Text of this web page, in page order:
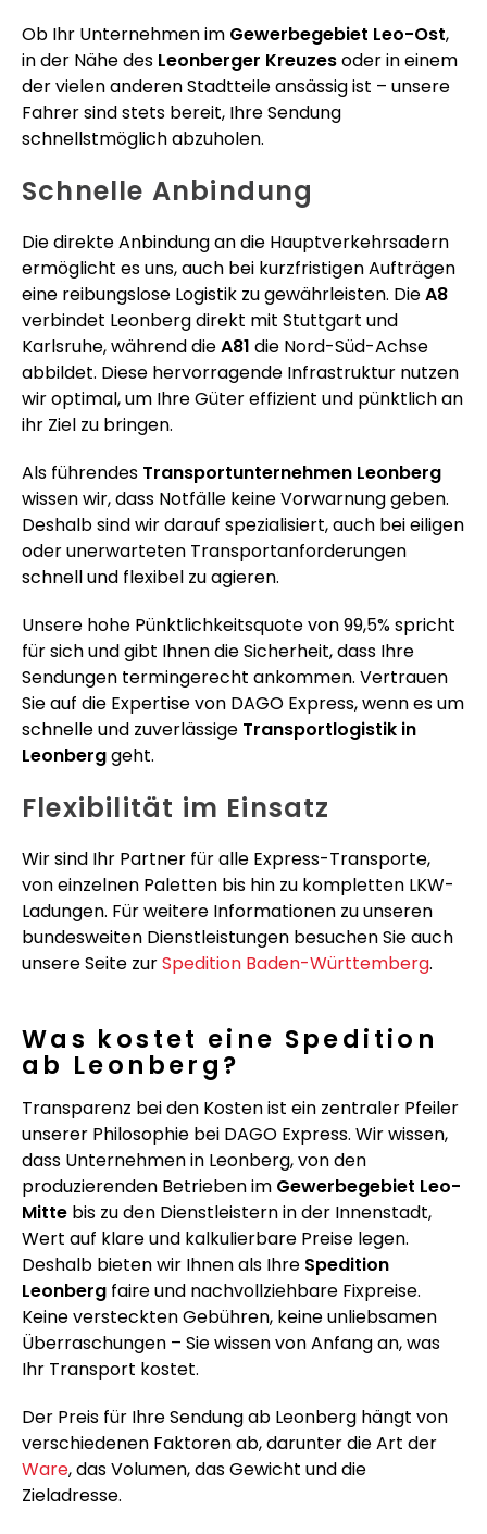
Ob Ihr Unternehmen im Gewerbegebiet Leo-Ost,
in der Nähe des Leonberger Kreuzesoder in einem
der vielen anderen Stadtteile ansässig ist – unsere
Fahrer sind stets bereit, Ihre Sendung
schnellstmöglich abzuholen.
Schnelle Anbindung
Die direkte Anbindung an die Hauptverkehrsadern
ermöglicht es uns, auch bei kurzfristigen Aufträgen
eine reibungslose Logistik zu gewährleisten. DieA8
verbindet Leonberg direkt mit Stuttgart und
Karlsruhe, während dieA81 die Nord-Süd-Achse
abbildet. Diese hervorragende Infrastruktur nutzen
wir optimal, um Ihre Güter effizient und pünktlich an
ihr Ziel zu bringen.
Als führendes Transportunternehmen Leonberg
wissen wir, dass Notfälle keine Vorwarnung geben.
Deshalb sind wir darauf spezialisiert, auch bei eiligen
oder unerwarteten Transportanforderungen
schnell und flexibel zu agieren.
Unsere hohe Pünktlichkeitsquote von 99,5% spricht
für sich und gibt Ihnen die Sicherheit, dass Ihre
Sendungen termingerecht ankommen. Vertrauen
Sie auf die Expertise von DAGO Express, wenn es um
schnelle und zuverlässige Transportlogistik in
Leonberggeht.
Flexibilität im Einsatz
Wir sind Ihr Partner für alle Express-Transporte,
von einzelnen Paletten bis hin zu kompletten LKW-
Ladungen. Für weitere Informationen zu unseren
bundesweiten Dienstleistungen besuchen Sie auch
unsere Seite zurSpedition Baden-Württemberg.
Was kostet eine Spedition
ab Leonberg?
Transparenz bei den Kosten ist ein zentraler Pfeiler
unserer Philosophie bei DAGO Express. Wir wissen,
dass Unternehmen in Leonberg, von den
produzierenden Betrieben im Gewerbegebiet Leo-
Mitte bis zu den Dienstleistern in der Innenstadt,
Wert auf klare und kalkulierbare Preise legen.
Deshalb bieten wir Ihnen als Ihre Spedition
Leonberg faire und nachvollziehbare Fixpreise.
Keine versteckten Gebühren, keine unliebsamen
Überraschungen – Sie wissen von Anfang an, was
Ihr Transport kostet.
Der Preis für Ihre Sendung ab Leonberg hängt von
verschiedenen Faktoren ab, darunter die Art der
Ware, das Volumen, das Gewicht und die
Zieladresse.